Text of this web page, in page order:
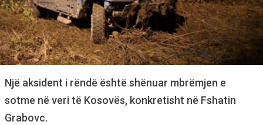
Një aksident i rëndë është shënuar mbrëmjen e
sotme në veri të Kosovës, konkretisht në Fshatin
Grabovc.